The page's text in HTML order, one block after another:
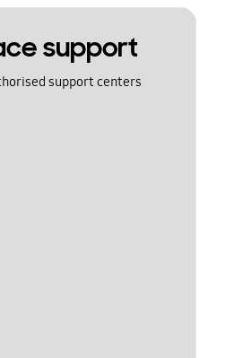
support
support centers